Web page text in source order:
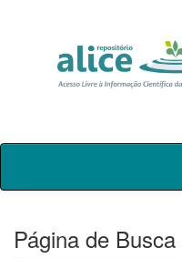
Skip
Página de Busca